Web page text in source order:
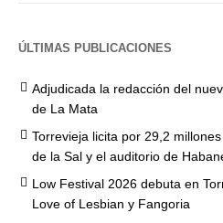
ÚLTIMAS PUBLICACIONES
Adjudicada la redacción del
de La Mata
Torrevieja licita por 29,2
de la Sal y el auditorio de
Low Festival 2026 debuta en
Love of Lesbian y Fangoria